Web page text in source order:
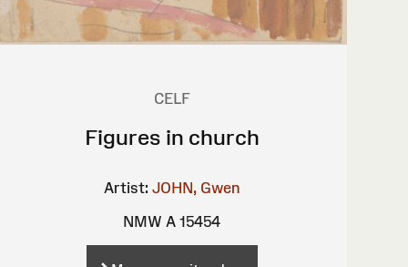
CELF
Figures in church
Artist: JOHN, Gwen
NMW A 15454